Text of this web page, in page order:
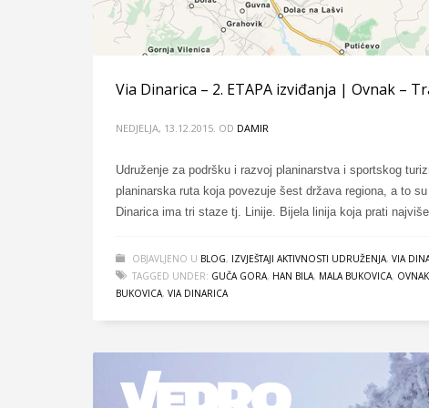
Via Dinarica – 2. ETAPA izviđanja | Ovnak –
NEDJELJA, 13.12.2015. OD DAMIR
Udruženje za podršku i razvoj planinarstva i sportskog
planinarska ruta koja povezuje šest država regiona, a to
Dinarica ima tri staze tj. Linije. Bijela linija koja prati
OBJAVLJENO U BLOG, IZVJEŠTAJI AKTIVNOSTI UDRUŽENJA, VIA
TAGGED UNDER: GUČA GORA, HAN BILA, MALA BUKOVICA, OVNAK
BUKOVICA, VIA DINARICA